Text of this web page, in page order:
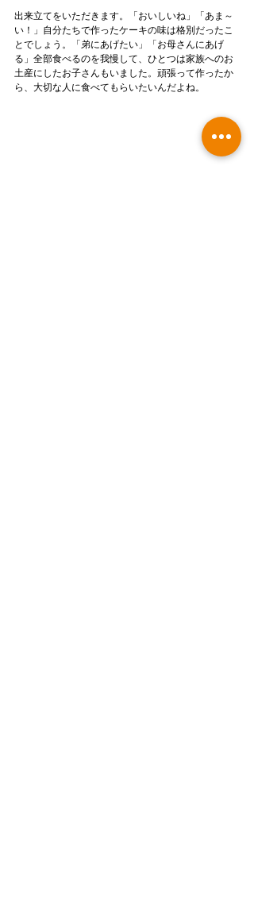
出来立てをいただきます。「おいしいね」「あま～
い！」自分たちで作ったケーキの味は格別だったこ
とでしょう。「弟にあげたい」「お母さんにあげ
る」全部食べるのを我慢して、ひとつは家族へのお
土産にしたお子さんもいました。頑張って作ったか
ら、大切な人に食べてもらいたいんだよね。